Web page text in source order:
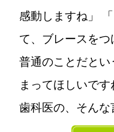
感動しますね」
て、ブレースを
普通のことだと
まってほしいで
歯科医の、そんな